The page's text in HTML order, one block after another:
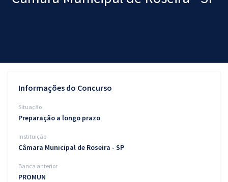
Questões grátis
Blog
Aprovados
Informações do Concurso
Situação
Preparação a longo prazo
Instituição
Câmara Municipal de Roseira - SP
Banca anterior
PROMUN